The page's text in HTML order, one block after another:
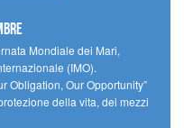
Mondiale dei Mari,
(IMO).
Obligation, Our Opportunity”
della vita, dei mezzi